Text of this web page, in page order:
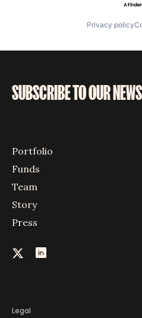
Privacy policy
SUBSCRIBE TO OUR
Portfolio
Funds
Team
Story
Press
Legal